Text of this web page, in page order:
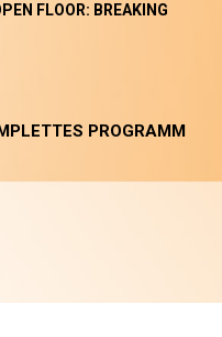
FLOOR: BREAKING
PROGRAMM